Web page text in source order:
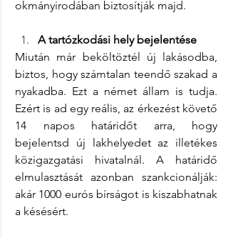
okmányirodában biztosítják majd.
A tartózkodási hely bejelentése
Miután már beköltöztél új lakásodba,
biztos, hogy számtalan teendő szakad a
nyakadba. Ezt a német állam is tudja.
Ezért is ad egy reális, az érkezést követő
14 napos határidőt arra, hogy
bejelentsd új lakhelyedet az illetékes
közigazgatási hivatalnál. A határidő
elmulasztását azonban szankcionálják:
akár 1000 eurós bírságot is kiszabhatnak
a késésért.